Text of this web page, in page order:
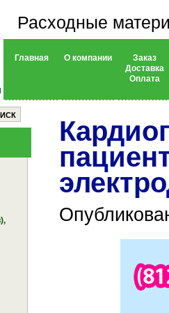
Расходные
Главная О компании
Заказ
Доставка
Оплата